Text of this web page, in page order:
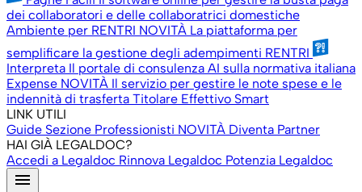
dei collaboratori e delle collaboratrici domestiche
Ambiente per RENTRI NOVITÀ La piattaforma per
semplificare la gestione degli adempimenti RENTRI
Interpreta Il portale di consulenza AI sulla normativa italiana
Expense NOVITÀ Il servizio per gestire le note spese e le
indennità di trasferta Titolare Effettivo Smart
LINK UTILI
Guide Sezione Professionisti NOVITÀ Diventa Partner
HAI GIÀ LEGALDOC?
Accedi a Legaldoc Rinnova Legaldoc Potenzia Legaldoc
menu